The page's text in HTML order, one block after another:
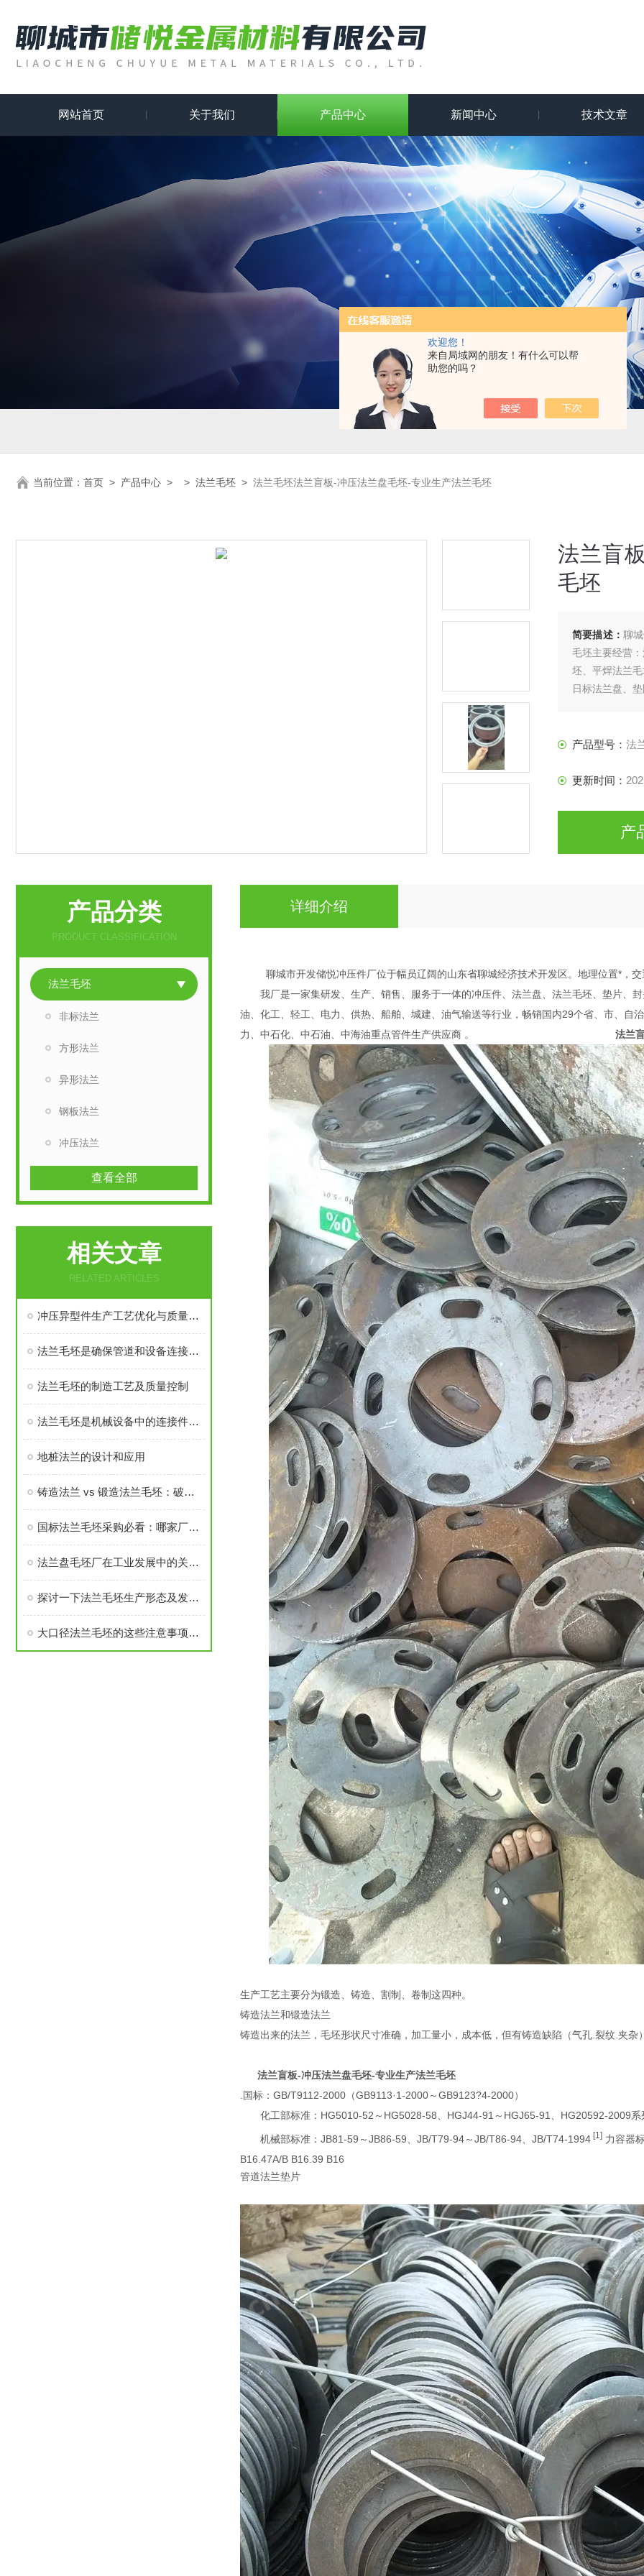
欢迎您！
来自局域网的朋友！有什么可以帮
助您的吗？
网站首页 关于我们 产品中心 新闻中心 技术文章
当前位置： 首页 > 产品中心 > > 法兰毛坯 > 法兰毛坯法兰盲板-冲压法兰盘毛坯-专业生产法兰毛坯
法兰盲
毛坯
简要描述： 聊
毛坯主要经营
坯、平焊法兰
日标法兰盘、
产品型号： 法
更新时间：
产
详细介绍
聊城市开发储悦冲压件厂位于幅员辽阔的山东省聊城经济技术开发区。地理位置*，交
我厂是一家集研发、生产、销售、服务于一体的冲压件、法兰盘、法兰毛坯、垫片、
油、化工、轻工、电力、供热、船舶、城建、油气输送等行业，畅销国内29个省、市、自
力、中石化、中石油、中海油重点管件生产供应商 。 法兰
生产工艺主要分为锻造、铸造、割制、卷制这四种。
铸造法兰和锻造法兰
铸造出来的法兰，毛坯形状尺寸准确，加工量小，成本低，但有铸造缺陷（气孔.裂纹.夹
法兰盲板-冲压法兰盘毛坯-专业生产法兰毛坯
.国标：GB/T9112-2000（GB9113·1-2000～GB9123?4-2000）
化工部标准：HG5010-52～HG5028-58、HGJ44-91～HGJ65-91、HG20592-2009系
机械部标准：JB81-59～JB86-59、JB/T79-94～JB/T86-94、JB/T74-1994 [1] 力容器
B16.47A/B B16.39 B16
管道法兰垫片
产品分类
PRODUCT CLASSIFICATION
法兰毛坯
非标法兰
方形法兰
异形法兰
钢板法兰
冲压法兰
查看全部
相关文章
RELATED ARTICLES
冲压异型件生产工艺优化与质量控制
法兰毛坯是确保管道和设备连接密封性、承载力的基础
法兰毛坯的制造工艺及质量控制
法兰毛坯是机械设备中的连接件之一
地桩法兰的设计和应用
铸造法兰 vs 锻造法兰毛坯：破坏性测试告诉你谁更耐用
国标法兰毛坯采购必看：哪家厂家的售后与口碑经得起考验？
法兰盘毛坯厂在工业发展中的关键角色
探讨一下法兰毛坯生产形态及发展前景
大口径法兰毛坯的这些注意事项要了解